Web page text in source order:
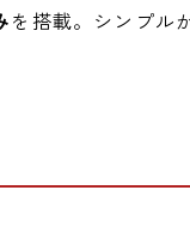
を搭載。シンプル